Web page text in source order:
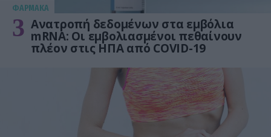
ΦΑΡΜΑΚΑ
3 Ανατροπή δεδομένων στα εμβόλια
mRNA: Οι εμβολιασμένοι πεθαίνουν
πλέον στις ΗΠΑ από COVID-19